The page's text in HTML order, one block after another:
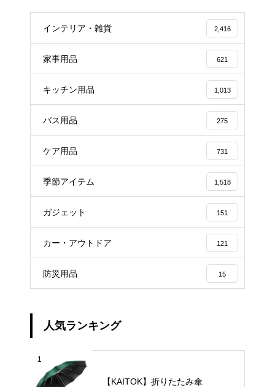
インテリア・雑貨 2,416
家事用品 621
キッチン用品 1,013
バス用品 275
ケア用品 731
季節アイテム 1,518
ガジェット 151
カー・アウトドア 121
防災用品 15
人気ランキング
1
【KAITOK】折りたたみ傘